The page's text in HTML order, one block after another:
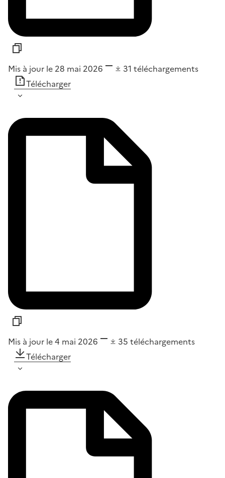
Mis à jour le 28 mai 2026 31 téléchargements
Télécharger
Mis à jour le 4 mai 2026 35 téléchargements
Télécharger